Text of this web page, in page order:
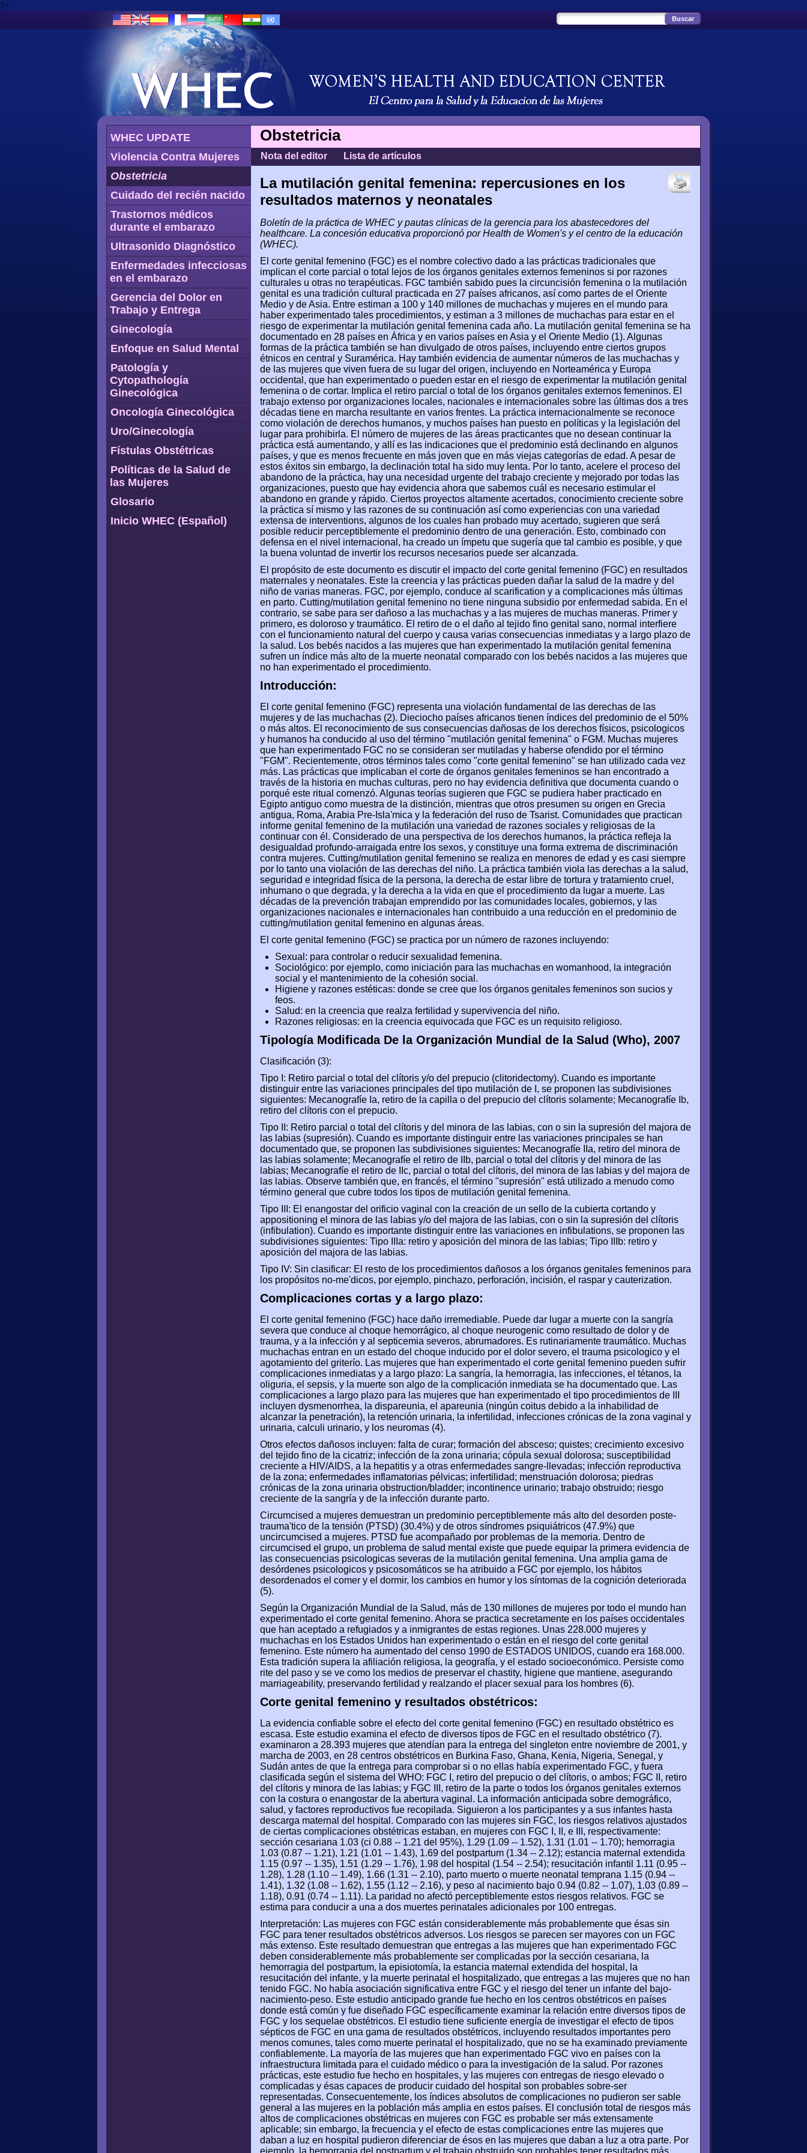
?>
WHEC UPDATE
Violencia Contra Mujeres
Obstetricia
Cuidado del recién nacido
Trastornos médicos
durante el embarazo
Ultrasonido Diagnóstico
Enfermedades infecciosas
en el embarazo
Gerencia del Dolor en
Trabajo y Entrega
Ginecología
Enfoque en Salud Mental
Patología y
Cytopathología
Ginecológica
Oncología Ginecológica
Uro/Ginecología
Fístulas Obstétricas
Políticas de la Salud de
las Mujeres
Glosario
Inicio WHEC (Español)
Obstetricia
Nota del editor Lista de artículos
La mutilación genital femenina: repercusiones en los
resultados maternos y neonatales
Boletín de la práctica de WHEC y pautas clínicas de la gerencia para los abastecedores del
healthcare. La concesión educativa proporcionó por Health de Women's y el centro de la educación
(WHEC).
El corte genital femenino (FGC) es el nombre colectivo dado a las prácticas tradicionales que
implican el corte parcial o total lejos de los órganos genitales externos femeninos si por razones
culturales u otras no terapéuticas. FGC también sabido pues la circuncisión femenina o la mutilación
genital es una tradición cultural practicada en 27 países africanos, así como partes de el Oriente
Medio y de Asia. Entre estiman a 100 y 140 millones de muchachas y mujeres en el mundo para
haber experimentado tales procedimientos, y estiman a 3 millones de muchachas para estar en el
riesgo de experimentar la mutilación genital femenina cada año. La mutilación genital femenina se ha
documentado en 28 países en África y en varios países en Asia y el Oriente Medio (1). Algunas
formas de la práctica también se han divulgado de otros países, incluyendo entre ciertos grupos
étnicos en central y Suramérica. Hay también evidencia de aumentar números de las muchachas y
de las mujeres que viven fuera de su lugar del origen, incluyendo en Norteamérica y Europa
occidental, que han experimentado o pueden estar en el riesgo de experimentar la mutilación genital
femenina o de cortar. Implica el retiro parcial o total de los órganos genitales externos femeninos. El
trabajo extenso por organizaciones locales, nacionales e internacionales sobre las últimas dos a tres
décadas tiene en marcha resultante en varios frentes. La práctica internacionalmente se reconoce
como violación de derechos humanos, y muchos países han puesto en políticas y la legislación del
lugar para prohibirla. El número de mujeres de las áreas practicantes que no desean continuar la
práctica está aumentando, y allí es las indicaciones que el predominio está declinando en algunos
países, y que es menos frecuente en más joven que en más viejas categorías de edad. A pesar de
estos éxitos sin embargo, la declinación total ha sido muy lenta. Por lo tanto, acelere el proceso del
abandono de la práctica, hay una necesidad urgente del trabajo creciente y mejorado por todas las
organizaciones, puesto que hay evidencia ahora que sabemos cuál es necesario estimular el
abandono en grande y rápido. Ciertos proyectos altamente acertados, conocimiento creciente sobre
la práctica sí mismo y las razones de su continuación así como experiencias con una variedad
extensa de interventions, algunos de los cuales han probado muy acertado, sugieren que será
posible reducir perceptiblemente el predominio dentro de una generación. Esto, combinado con
defensa en el nivel internacional, ha creado un ímpetu que sugería que tal cambio es posible, y que
la buena voluntad de invertir los recursos necesarios puede ser alcanzada.
El propósito de este documento es discutir el impacto del corte genital femenino (FGC) en resultados
maternales y neonatales. Este la creencia y las prácticas pueden dañar la salud de la madre y del
niño de varias maneras. FGC, por ejemplo, conduce al scarification y a complicaciones más últimas
en parto. Cutting/mutilation genital femenino no tiene ninguna subsidio por enfermedad sabida. En el
contrario, se sabe para ser dañoso a las muchachas y a las mujeres de muchas maneras. Primer y
primero, es doloroso y traumático. El retiro de o el daño al tejido fino genital sano, normal interfiere
con el funcionamiento natural del cuerpo y causa varias consecuencias inmediatas y a largo plazo de
la salud. Los bebés nacidos a las mujeres que han experimentado la mutilación genital femenina
sufren un índice más alto de la muerte neonatal comparado con los bebés nacidos a las mujeres que
no han experimentado el procedimiento.
Introducción:
El corte genital femenino (FGC) representa una violación fundamental de las derechas de las
mujeres y de las muchachas (2). Dieciocho países africanos tienen índices del predominio de el 50%
o más altos. El reconocimiento de sus consecuencias dañosas de los derechos físicos, psicologicos
y humanos ha conducido al uso del término "mutilación genital femenina" o FGM. Muchas mujeres
que han experimentado FGC no se consideran ser mutiladas y haberse ofendido por el término
"FGM". Recientemente, otros términos tales como "corte genital femenino" se han utilizado cada vez
más. Las prácticas que implicaban el corte de órganos genitales femeninos se han encontrado a
través de la historia en muchas culturas, pero no hay evidencia definitiva que documenta cuando o
porqué este ritual comenzó. Algunas teorías sugieren que FGC se pudiera haber practicado en
Egipto antiguo como muestra de la distinción, mientras que otros presumen su origen en Grecia
antigua, Roma, Arabia Pre-Isla'mica y la federación del ruso de Tsarist. Comunidades que practican
informe genital femenino de la mutilación una variedad de razones sociales y religiosas de la
continuar con él. Considerado de una perspectiva de los derechos humanos, la práctica refleja la
desigualdad profundo-arraigada entre los sexos, y constituye una forma extrema de discriminación
contra mujeres. Cutting/mutilation genital femenino se realiza en menores de edad y es casi siempre
por lo tanto una violación de las derechas del niño. La práctica también viola las derechas a la salud,
seguridad e integridad física de la persona, la derecha de estar libre de tortura y tratamiento cruel,
inhumano o que degrada, y la derecha a la vida en que el procedimiento da lugar a muerte. Las
décadas de la prevención trabajan emprendido por las comunidades locales, gobiernos, y las
organizaciones nacionales e internacionales han contribuido a una reducción en el predominio de
cutting/mutilation genital femenino en algunas áreas.
El corte genital femenino (FGC) se practica por un número de razones incluyendo:
Sexual: para controlar o reducir sexualidad femenina.
Sociológico: por ejemplo, como iniciación para las muchachas en womanhood, la integración
social y el mantenimiento de la cohesión social.
Higiene y razones estéticas: donde se cree que los órganos genitales femeninos son sucios y
feos.
Salud: en la creencia que realza fertilidad y supervivencia del niño.
Razones religiosas: en la creencia equivocada que FGC es un requisito religioso.
Tipología Modificada De la Organización Mundial de la Salud (Who), 2007
Clasificación (3):
Tipo I: Retiro parcial o total del clítoris y/o del prepucio (clitoridectomy). Cuando es importante
distinguir entre las variaciones principales del tipo mutilación de I, se proponen las subdivisiones
siguientes: Mecanografíe Ia, retiro de la capilla o del prepucio del clítoris solamente; Mecanografíe Ib,
retiro del clítoris con el prepucio.
Tipo II: Retiro parcial o total del clítoris y del minora de las labias, con o sin la supresión del majora de
las labias (supresión). Cuando es importante distinguir entre las variaciones principales se han
documentado que, se proponen las subdivisiones siguientes: Mecanografíe IIa, retiro del minora de
las labias solamente; Mecanografíe el retiro de IIb, parcial o total del clítoris y del minora de las
labias; Mecanografíe el retiro de IIc, parcial o total del clítoris, del minora de las labias y del majora de
las labias. Observe también que, en francés, el término "supresión" está utilizado a menudo como
término general que cubre todos los tipos de mutilación genital femenina.
Tipo III: El enangostar del orificio vaginal con la creación de un sello de la cubierta cortando y
appositioning el minora de las labias y/o del majora de las labias, con o sin la supresión del clítoris
(infibulation). Cuando es importante distinguir entre las variaciones en infibulations, se proponen las
subdivisiones siguientes: Tipo IIIa: retiro y aposición del minora de las labias; Tipo IIIb: retiro y
aposición del majora de las labias.
Tipo IV: Sin clasificar: El resto de los procedimientos dañosos a los órganos genitales femeninos para
los propósitos no-me'dicos, por ejemplo, pinchazo, perforación, incisión, el raspar y cauterization.
Complicaciones cortas y a largo plazo:
El corte genital femenino (FGC) hace daño irremediable. Puede dar lugar a muerte con la sangría
severa que conduce al choque hemorrágico, al choque neurogenic como resultado de dolor y de
trauma, y a la infección y al septicemia severos, abrumadores. Es rutinariamente traumático. Muchas
muchachas entran en un estado del choque inducido por el dolor severo, el trauma psicologico y el
agotamiento del griterío. Las mujeres que han experimentado el corte genital femenino pueden sufrir
complicaciones inmediatas y a largo plazo: La sangría, la hemorragia, las infecciones, el tétanos, la
oliguria, el sepsis, y la muerte son algo de la complicación inmediata se ha documentado que. Las
complicaciones a largo plazo para las mujeres que han experimentado el tipo procedimientos de III
incluyen dysmenorrhea, la dispareunia, el apareunia (ningún coitus debido a la inhabilidad de
alcanzar la penetración), la retención urinaria, la infertilidad, infecciones crónicas de la zona vaginal y
urinaria, calculi urinario, y los neuromas (4).
Otros efectos dañosos incluyen: falta de curar; formación del absceso; quistes; crecimiento excesivo
del tejido fino de la cicatriz; infección de la zona urinaria; cópula sexual dolorosa; susceptibilidad
creciente a HIV/AIDS, a la hepatitis y a otras enfermedades sangre-llevadas; infección reproductiva
de la zona; enfermedades inflamatorias pélvicas; infertilidad; menstruación dolorosa; piedras
crónicas de la zona urinaria obstruction/bladder; incontinence urinario; trabajo obstruido; riesgo
creciente de la sangría y de la infección durante parto.
Circumcised a mujeres demuestran un predominio perceptiblemente más alto del desorden poste-
trauma'tico de la tensión (PTSD) (30.4%) y de otros síndromes psiquiátricos (47.9%) que
uncircumcised a mujeres. PTSD fue acompañado por problemas de la memoria. Dentro de
circumcised el grupo, un problema de salud mental existe que puede equipar la primera evidencia de
las consecuencias psicologicas severas de la mutilación genital femenina. Una amplia gama de
desórdenes psicologicos y psicosomáticos se ha atribuido a FGC por ejemplo, los hábitos
desordenados el comer y el dormir, los cambios en humor y los síntomas de la cognición deteriorada
(5).
Según la Organización Mundial de la Salud, más de 130 millones de mujeres por todo el mundo han
experimentado el corte genital femenino. Ahora se practica secretamente en los países occidentales
que han aceptado a refugiados y a inmigrantes de estas regiones. Unas 228.000 mujeres y
muchachas en los Estados Unidos han experimentado o están en el riesgo del corte genital
femenino. Este número ha aumentado del censo 1990 de ESTADOS UNIDOS, cuando era 168.000.
Esta tradición supera la afiliación religiosa, la geografía, y el estado socioeconómico. Persiste como
rite del paso y se ve como los medios de preservar el chastity, higiene que mantiene, asegurando
marriageability, preservando fertilidad y realzando el placer sexual para los hombres (6).
Corte genital femenino y resultados obstétricos:
La evidencia confiable sobre el efecto del corte genital femenino (FGC) en resultado obstétrico es
escasa. Este estudio examina el efecto de diversos tipos de FGC en el resultado obstétrico (7).
examinaron a 28.393 mujeres que atendían para la entrega del singleton entre noviembre de 2001, y
marcha de 2003, en 28 centros obstétricos en Burkina Faso, Ghana, Kenia, Nigeria, Senegal, y
Sudán antes de que la entrega para comprobar si o no ellas había experimentado FGC, y fuera
clasificada según el sistema del WHO: FGC I, retiro del prepucio o del clítoris, o ambos; FGC II, retiro
del clítoris y minora de las labias; y FGC III, retiro de la parte o todos los órganos genitales externos
con la costura o enangostar de la abertura vaginal. La información anticipada sobre demográfico,
salud, y factores reproductivos fue recopilada. Siguieron a los participantes y a sus infantes hasta
descarga maternal del hospital. Comparado con las mujeres sin FGC, los riesgos relativos ajustados
de ciertas complicaciones obstétricas estaban, en mujeres con FGC I, II, e III, respectivamente:
sección cesariana 1.03 (ci 0.88 -- 1.21 del 95%), 1.29 (1.09 -- 1.52), 1.31 (1.01 -- 1.70); hemorragia
1.03 (0.87 -- 1.21), 1.21 (1.01 -- 1.43), 1.69 del postpartum (1.34 -- 2.12); estancia maternal extendida
1.15 (0.97 -- 1.35), 1.51 (1.29 -- 1.76), 1.98 del hospital (1.54 -- 2.54); resucitación infantil 1.11 (0.95 --
1.28), 1.28 (1.10 -- 1.49), 1.66 (1.31 -- 2.10), parto muerto o muerte neonatal temprana 1.15 (0.94 --
1.41), 1.32 (1.08 -- 1.62), 1.55 (1.12 -- 2.16), y peso al nacimiento bajo 0.94 (0.82 -- 1.07), 1.03 (0.89 --
1.18), 0.91 (0.74 -- 1.11). La paridad no afectó perceptiblemente estos riesgos relativos. FGC se
estima para conducir a una a dos muertes perinatales adicionales por 100 entregas.
Interpretación: Las mujeres con FGC están considerablemente más probablemente que ésas sin
FGC para tener resultados obstétricos adversos. Los riesgos se parecen ser mayores con un FGC
más extenso. Este resultado demuestran que entregas a las mujeres que han experimentado FGC
deben considerablemente más probablemente ser complicadas por la sección cesariana, la
hemorragia del postpartum, la episiotomía, la estancia maternal extendida del hospital, la
resucitación del infante, y la muerte perinatal el hospitalizado, que entregas a las mujeres que no han
tenido FGC. No había asociación significativa entre FGC y el riesgo del tener un infante del bajo-
nacimiento-peso. Este estudio anticipado grande fue hecho en los centros obstétricos en países
donde está común y fue diseñado FGC específicamente examinar la relación entre diversos tipos de
FGC y los sequelae obstétricos. El estudio tiene suficiente energía de investigar el efecto de tipos
sépticos de FGC en una gama de resultados obstétricos, incluyendo resultados importantes pero
menos comunes, tales como muerte perinatal el hospitalizado, que no se ha examinado previamente
confiablemente. La mayoría de las mujeres que han experimentado FGC vivo en países con la
infraestructura limitada para el cuidado médico o para la investigación de la salud. Por razones
prácticas, este estudio fue hecho en hospitales, y las mujeres con entregas de riesgo elevado o
complicadas y ésas capaces de producir cuidado del hospital son probables sobre-ser
representadas. Consecuentemente, los índices absolutos de complicaciones no pudieron ser sable
general a las mujeres en la población más amplia en estos países. El conclusión total de riesgos más
altos de complicaciones obstétricas en mujeres con FGC es probable ser más extensamente
aplicable; sin embargo, la frecuencia y el efecto de estas complicaciones entre las mujeres que
daban a luz en hospital pudieron diferenciar de ésos en las mujeres que daban a luz a otra parte. Por
ejemplo, la hemorragia del postpartum y el trabajo obstruido son probables tener resultados más